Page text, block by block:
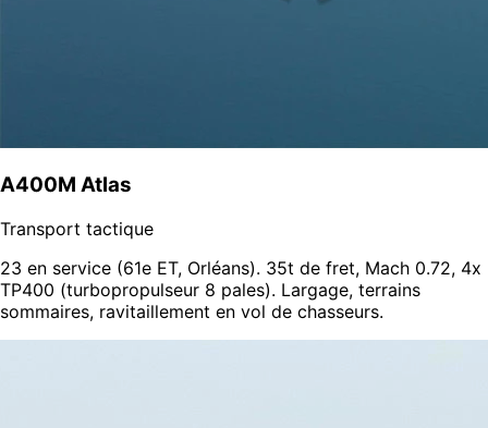
A400M Atlas
Transport tactique
23 en service (61e ET, Orléans). 35t de fret, Mach 0.72, 4x
TP400 (turbopropulseur 8 pales). Largage, terrains
sommaires, ravitaillement en vol de chasseurs.